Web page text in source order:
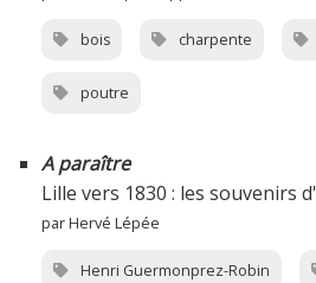
bois charpente
poutre
A paraître
Lille vers 1830 : les souvenirs
par Hervé Lépée
Henri Guermonprez-Robin